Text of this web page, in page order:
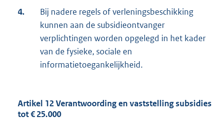
4.
Bij nadere regels of verleningsbeschikking
kunnen aan de subsidieontvanger
verplichtingen worden opgelegd in het kader
van de fysieke, sociale en
informatietoegankelijkheid.
Artikel 12 Verantwoording en vaststelling subsidies
tot € 25.000